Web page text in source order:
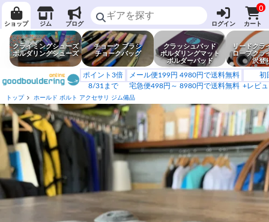
ショップ ジム ブログ ログイン
0
カート
クライミングシューズ
ボルダリングシューズ
チョーク ブラシ
チョークバッグ
クラッシュパッド
ボルダリングマット
ボルダーパッド
リードクラ
ロープクラ
沢登
ポイント3倍
8/31まで
メール便199円 4980円で送料無料
宅急便498円～ 8980円で送料無料
初
+レビ
トップ ホールド ボルト アクセサリ ジム備品